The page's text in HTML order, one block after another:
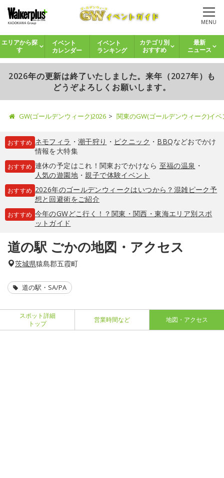
MENU
エリアから探
す
イベント
カレンダー
イベント
ランキング
カテゴリ別
おすすめ
最新
ニュース
2026年の更新は終了いたしました。来年（2027年）も
どうぞよろしくお願いします。
GW(ゴールデンウィーク)2026 関東のGW(ゴールデンウィーク)イ
おすすめ ネモフィラ ・ 潮干狩り ・ ピクニック ・ BBQなどおでかけ
情報を大特集
おすすめ 連休の予定はこれ！関東おでかけなら 至福の温泉 ・
人気の遊園地・親子で体験イベント
おすすめ 2026年のゴールデンウィークはいつから？混雑ピーク予
想と回避術をご紹介
おすすめ 今年のGWどこ行く！？関東・関西・東海エリア別スポ
ットガイド
道の駅 ごかの地図・アクセス
茨城県猿島郡五霞町
道の駅・SA/PA
スポット詳細
トップ
営業時間など 地図・アクセス